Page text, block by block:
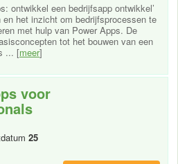
ontwikkel een bedrijfsapp ontwikkel’
het inzicht om bedrijfsprocessen te
met hulp van Power Apps. De
tot het bouwen van een
... [meer]
voor
25